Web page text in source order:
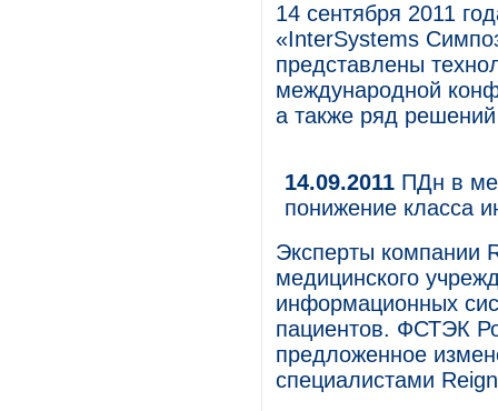
14 сентября 2011
«InterSystems
представлены
международной
а также ряд
14.09.2011 ПДн в
понижение класса
Эксперты компании
медицинского
информационных
пациентов. ФСТЭК
предложенное
специалистами